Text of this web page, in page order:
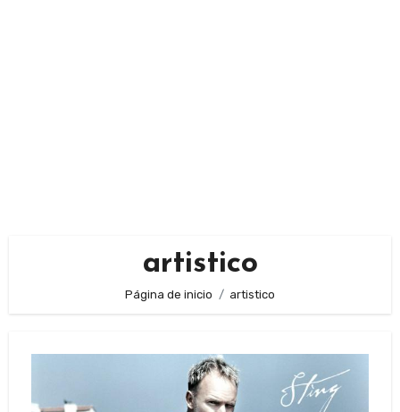
artistico
Página de inicio artistico